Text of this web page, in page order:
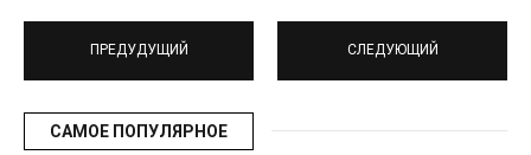
ПРЕДУДУЩИЙ СЛЕДУЮЩИЙ
САМОЕ ПОПУЛЯРНОЕ